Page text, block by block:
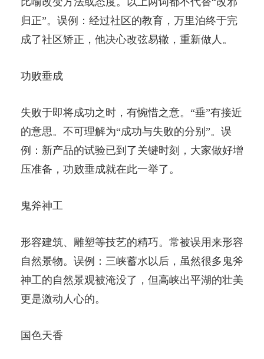
归正”。误例：经过社区的教育，万里泊终于完
成了社区矫正，他决心改弦易辙，重新做人。
功败垂成
失败于即将成功之时，有惋惜之意。“垂”有接近
的意思。不可理解为“成功与失败的分别”。误
例：新产品的试验已到了关键时刻，大家做好增
压准备，功败垂成就在此一举了。
鬼斧神工
形容建筑、雕塑等技艺的精巧。常被误用来形容
自然景物。误例：三峡蓄水以后，虽然很多鬼斧
神工的自然景观被淹没了，但高峡出平湖的壮美
更是激动人心的。
国色天香